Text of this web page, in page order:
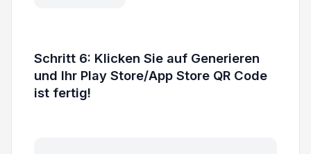
Schritt 6: Klicken Sie auf Generieren
und Ihr Play Store/App Store QR Code
ist fertig!